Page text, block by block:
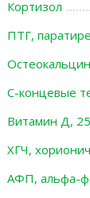
Кортизол
ПТГ,
Остеокальцин
С-концевые
Витамин Д,
ХГЧ,
АФП, альфа-